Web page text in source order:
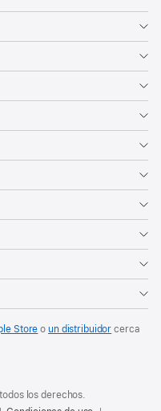
Store oun distribuidor cerca
los derechos.